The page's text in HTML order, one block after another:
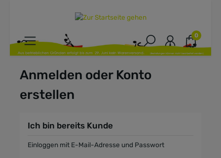
0
Anmelden oder Konto
erstellen
Ich bin bereits Kunde
Einloggen mit E-Mail-Adresse und Passwort